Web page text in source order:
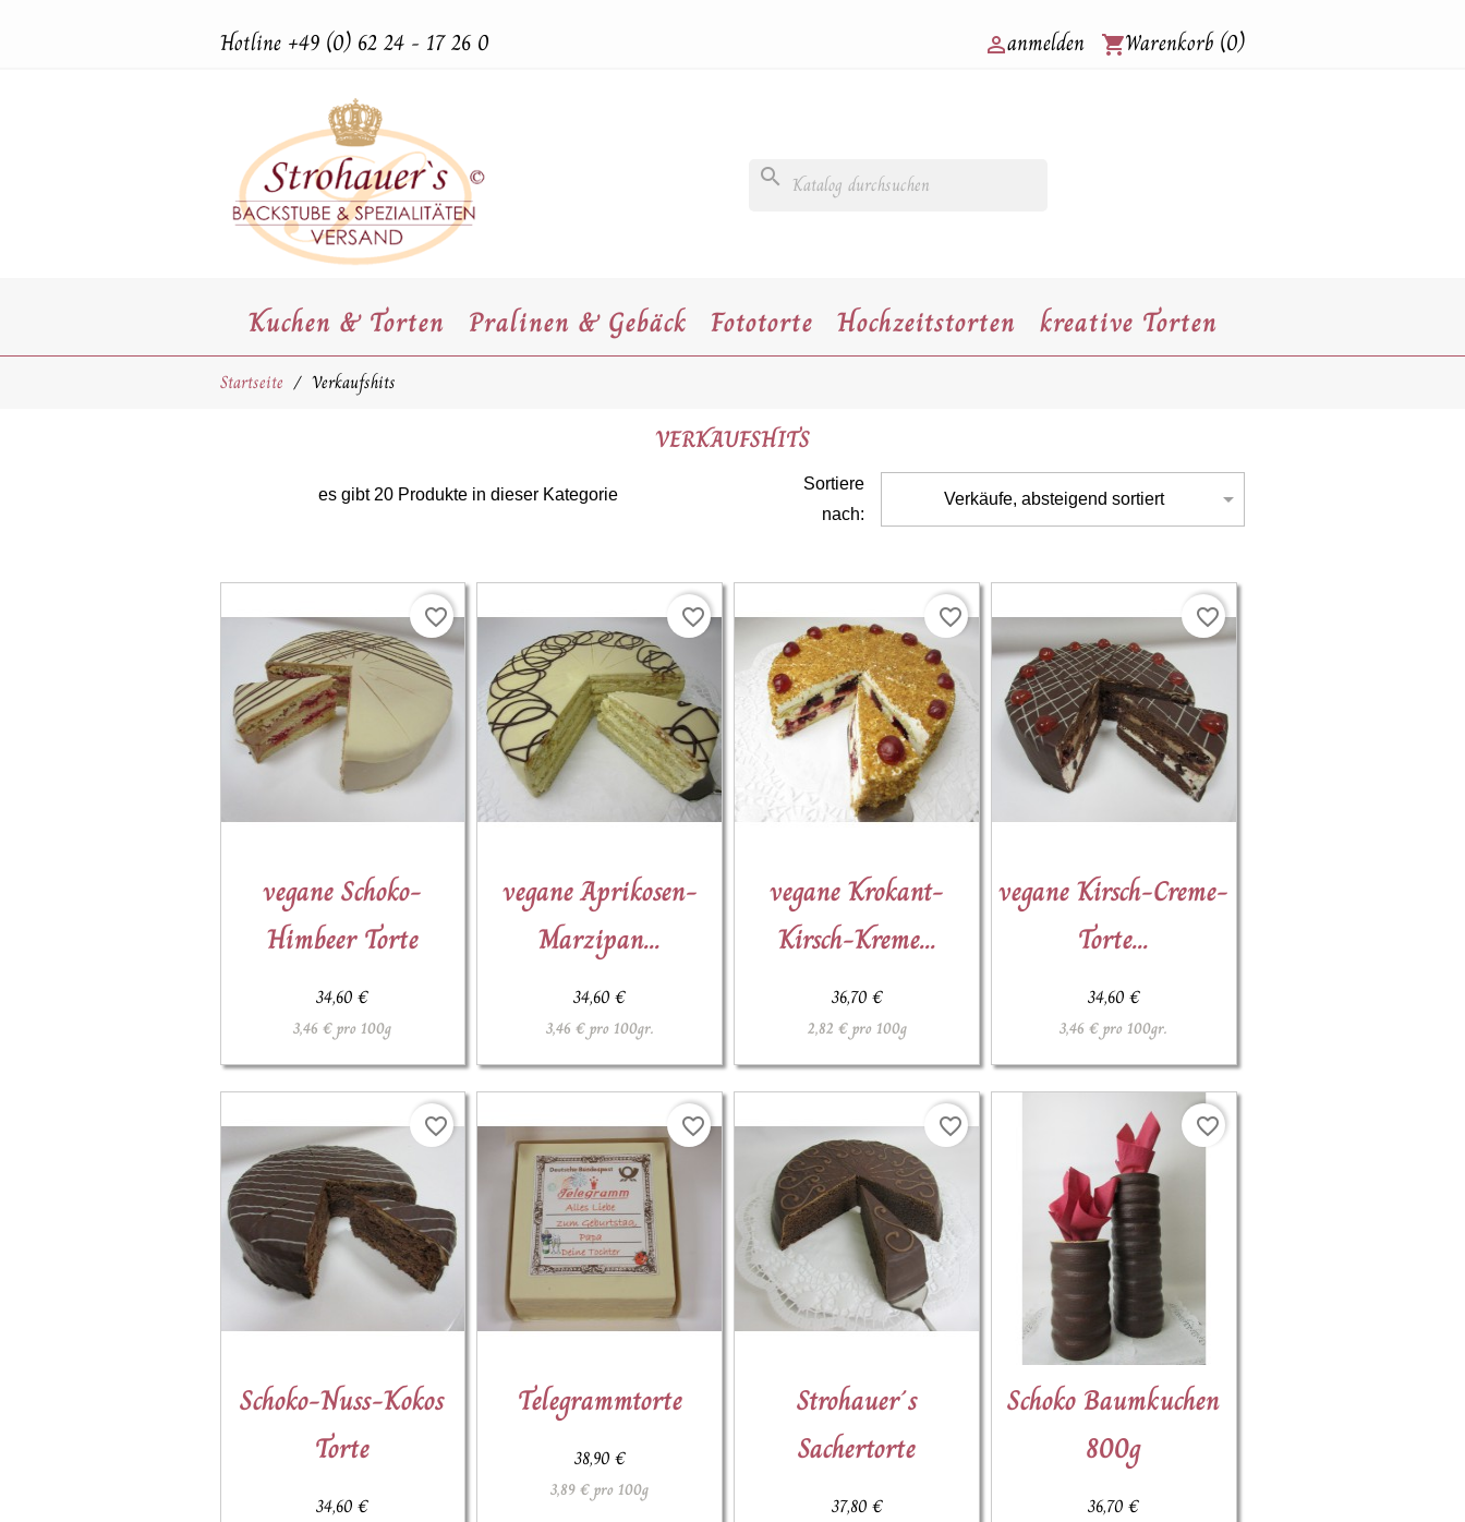
Hotline +49 (0) 62 24 - 17 26 0 anmelden shopping_cartWarenkorb (0)
search
Kuchen & Torten Pralinen & Gebäck Fototorte Hochzeitstorten kreative Torten
Startseite Verkaufshits
VERKAUFSHITS
es gibt 20 Produkte in dieser Kategorie
Sortiere
nach:
Verkäufe, absteigend sortiert 
vegane Schoko-
Himbeer Torte
34,60 €
3,46 € pro 100g
Schnellansicht
favorite_border
vegane Aprikosen-
Marzipan...
34,60 €
3,46 € pro 100gr.
Schnellansicht
favorite_border
vegane Krokant-
Kirsch-Kreme...
36,70 €
2,82 € pro 100g
Schnellansicht
favorite_border
vegane Kirsch-Creme-
Torte...
34,60 €
3,46 € pro 100gr.
Schnellansicht
favorite_border
Schoko-Nuss-Kokos
Torte
34,60 €
 Schnellansicht
favorite_border
Telegrammtorte
38,90 €
3,89 € pro 100g
Schnellansicht
favorite_border
Strohauer´s
Sachertorte
37,80 €
Schnellansicht
favorite_border
Schoko Baumkuchen
800g
36,70 €
Schnellansicht
favorite_border